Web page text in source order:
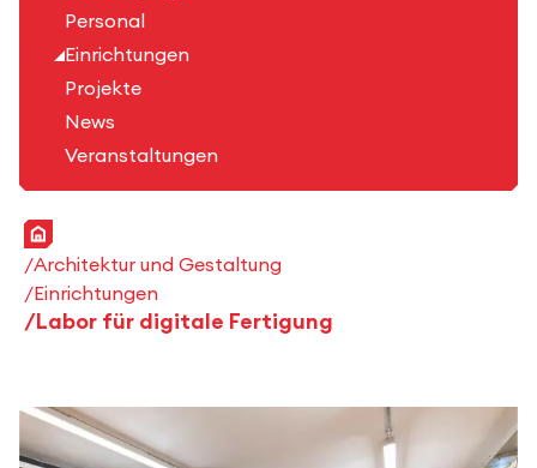
Personal
Einrichtungen
Projekte
News
Veranstaltungen
Startseite
Architektur und Gestaltung
Einrichtungen
Labor für digitale Fertigung